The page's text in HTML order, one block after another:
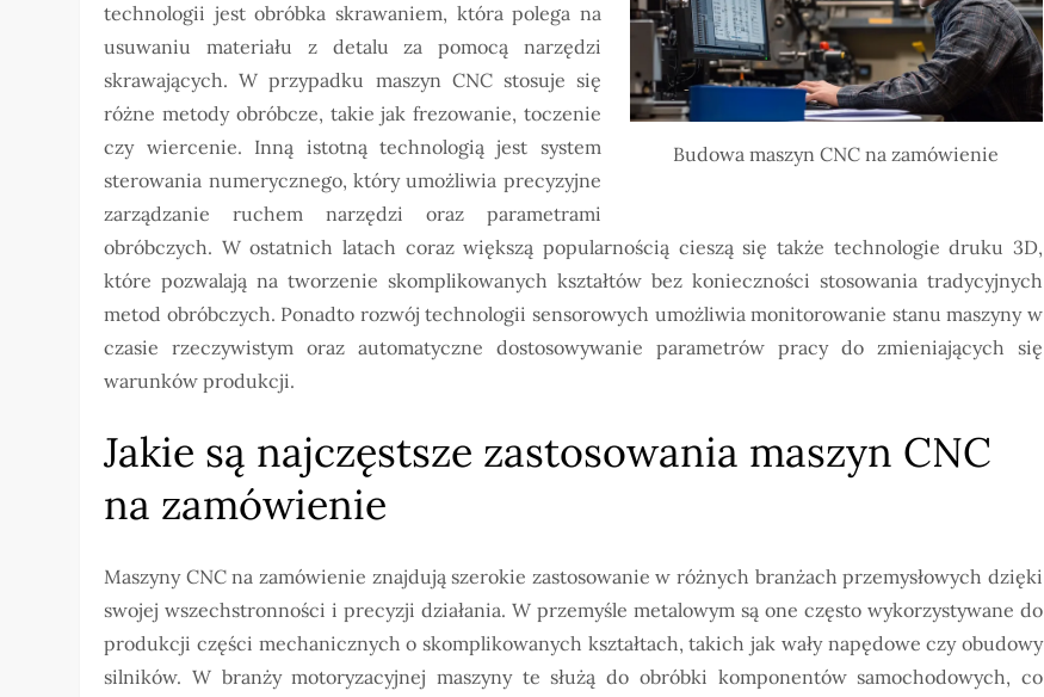
Budowa maszyn CNC na zamówienie
technologii jest obróbka skrawaniem, która polega na
usuwaniu materiału z detalu za pomocą narzędzi
skrawających. W przypadku maszyn CNC stosuje się
różne metody obróbcze, takie jak frezowanie, toczenie
czy wiercenie. Inną istotną technologią jest system
sterowania numerycznego, który umożliwia precyzyjne
zarządzanie ruchem narzędzi oraz parametrami
obróbczych. W ostatnich latach coraz większą popularnością cieszą się także technologie druku 3D,
które pozwalają na tworzenie skomplikowanych kształtów bez konieczności stosowania tradycyjnych
metod obróbczych. Ponadto rozwój technologii sensorowych umożliwia monitorowanie stanu maszyny w
czasie rzeczywistym oraz automatyczne dostosowywanie parametrów pracy do zmieniających się
warunków produkcji.
Jakie są najczęstsze zastosowania maszyn CNC
na zamówienie
Maszyny CNC na zamówienie znajdują szerokie zastosowanie w różnych branżach przemysłowych dzięki
swojej wszechstronności i precyzji działania. W przemyśle metalowym są one często wykorzystywane do
produkcji części mechanicznych o skomplikowanych kształtach, takich jak wały napędowe czy obudowy
silników. W branży motoryzacyjnej maszyny te służą do obróbki komponentów samochodowych, co